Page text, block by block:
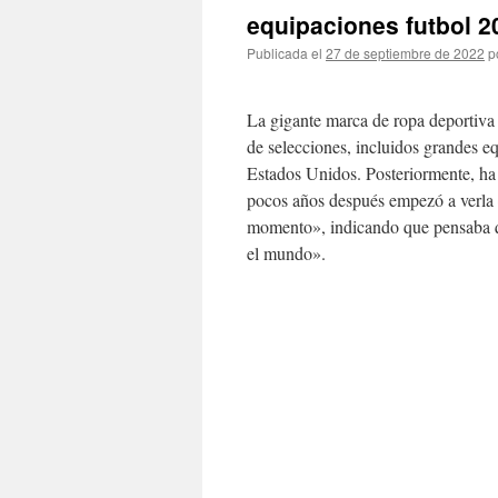
equipaciones futbol
Publicada el 27 de septiembre de 2022
La gigante marca de ropa
de selecciones, incluidos grandes
Estados Unidos. Posteriormente,
pocos años después empezó a
momento», indicando que
el mundo».